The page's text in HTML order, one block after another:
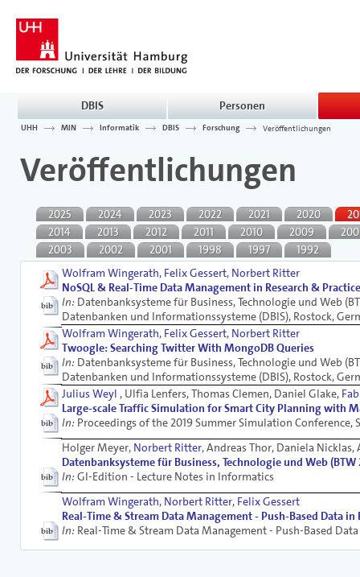
DBIS Personen
UHH MIN Informatik DBIS Forschung Veröffentlichungen
Veröffentlichungen
2025 2024 2023 2022 2021 2020
2014
2013 2012 2011 2010 2009
2003
2002 2001 1998 1997
1992
Wolfram Wingerath, Felix Gessert, Norbert Ritter
NoSQL & Real-Time Data Management in Research & Practice
In: Datenbanksysteme für Business, Technologie und Web
Datenbanken und Informationssysteme (DBIS), Rostock,
Wolfram Wingerath, Felix Gessert, Norbert Ritter
Twoogle: Searching Twitter With MongoDB Queries
In: Datenbanksysteme für Business, Technologie und Web
Datenbanken und Informationssysteme (DBIS), Rostock,
Julius Weyl , Ulfia Lenfers, Thomas Clemen, Daniel Glake,
Large-scale Traffic Simulation for Smart City Planning with
In: Proceedings of the 2019 Summer Simulation Conference,
Holger Meyer, Norbert Ritter, Andreas Thor, Daniela
Datenbanksysteme für Business, Technologie und Web (BTW
In: GI-Edition - Lecture Notes in Informatics
Wolfram Wingerath, Norbert Ritter, Felix Gessert
Real-Time & Stream Data Management - Push-Based Data in
In: Real-Time & Stream Data Management - Push-Based